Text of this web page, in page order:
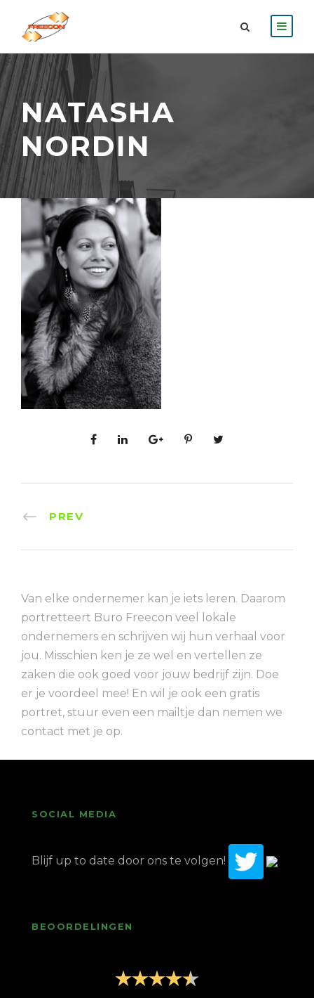
NATASHA
NORDIN
PREV
Van elke ondernemer kan je iets leren. Daarom
portretteert Buro Freecon veel lokale
ondernemers en schrijven wij hun verhaal voor
jou. Misschien ken je ze wel en vertellen ze
zaken die ook goed voor jouw bedrijf zijn. Doe
er je voordeel mee! En wil je ook een gratis
portret, stuur even een mailtje dan nemen we
contact met je op.
SOCIAL MEDIA
Blijf up to date door ons te volgen!
BEOORDELINGEN